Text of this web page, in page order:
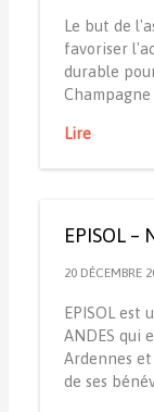
Le but de
favoriser
durable
Champagne
Lire
EPISOL
20 DÉCEMBRE
EPISOL est
ANDES qui
Ardennes
de ses